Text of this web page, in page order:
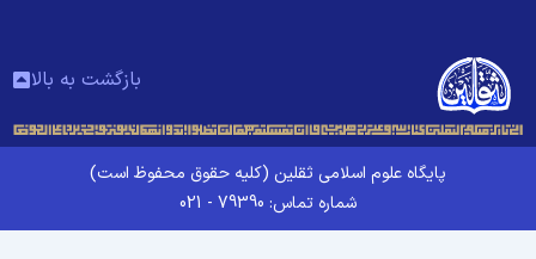
بازگشت به بالا
پایگاه علوم اسلامی ثقلین (کلیه حقوق محفوظ است)
شماره تماس: 79390 - 021